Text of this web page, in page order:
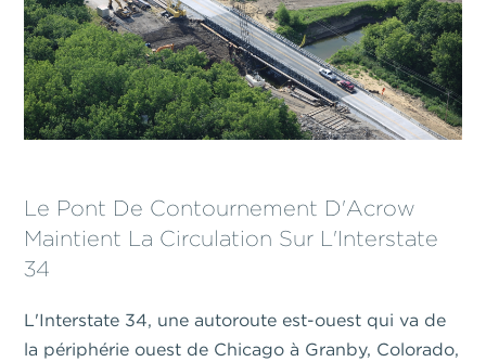
Le Pont De Contournement D'Acrow
Maintient La Circulation Sur L'Interstate
34
L'Interstate 34, une autoroute est-ouest qui va de
la périphérie ouest de Chicago à Granby, Colorado,